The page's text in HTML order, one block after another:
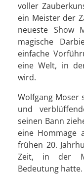
voller
ein Meister der
neueste Show
magische
einfache
eine Welt, in
wird.
Wolfgang Moser
und
seinen Bann
eine Hommage
frühen 20.
Zeit, in der
Bedeutung hatte.